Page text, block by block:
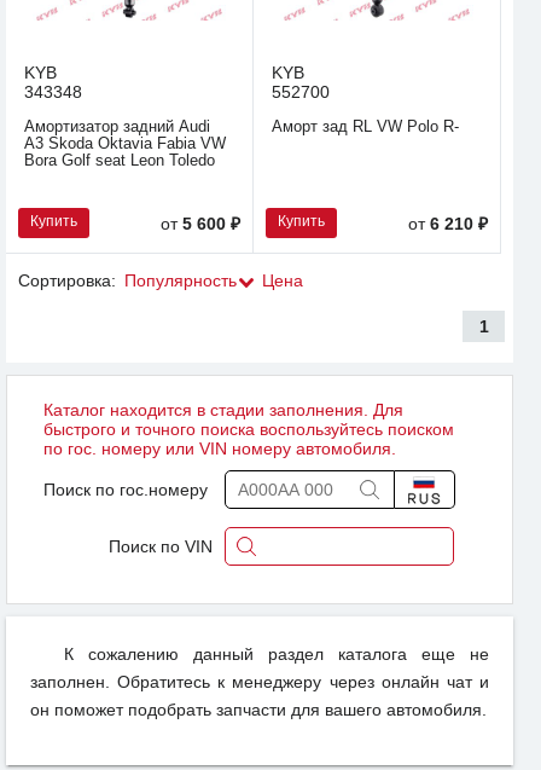
KYB
343348
Амортизатор задний Audi
A3 Skoda Oktavia Fabia VW
Bora Golf seat Leon Toledo
Купить от5 600 ₽
KYB
552700
Аморт зад RL VW Polo R-
Купить от6 210 ₽
Сортировка: Популярность Цена
1
Каталог находится в стадии заполнения. Для
быстрого и точного поиска воспользуйтесь поиском
по гос. номеру или VIN номеру автомобиля.
Поиск по гос.номеру
Поиск по VIN
К сожалению данный раздел каталога еще не
заполнен. Обратитесь к менеджеру через онлайн чат и
он поможет подобрать запчасти для вашего автомобиля.